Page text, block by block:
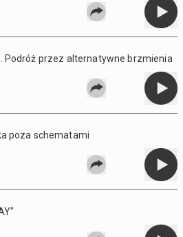
Podróż przez alternatywne brzmienia
poza schematami